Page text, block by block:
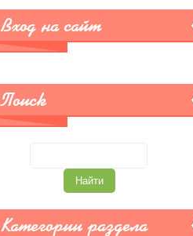
Вход на сайт
Поиск
Категории раздела